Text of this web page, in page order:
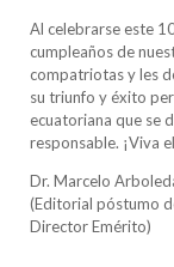
Al celebrarse este
cumpleaños de
compatriotas y les
su triunfo y éxito
ecuatoriana que se
responsable. ¡Viva
Dr. Marcelo
(Editorial póstumo
Director Emérito)